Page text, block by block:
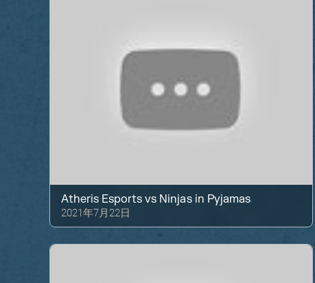
Atheris Esports vs Ninjas in Pyjamas
2021年7月22日